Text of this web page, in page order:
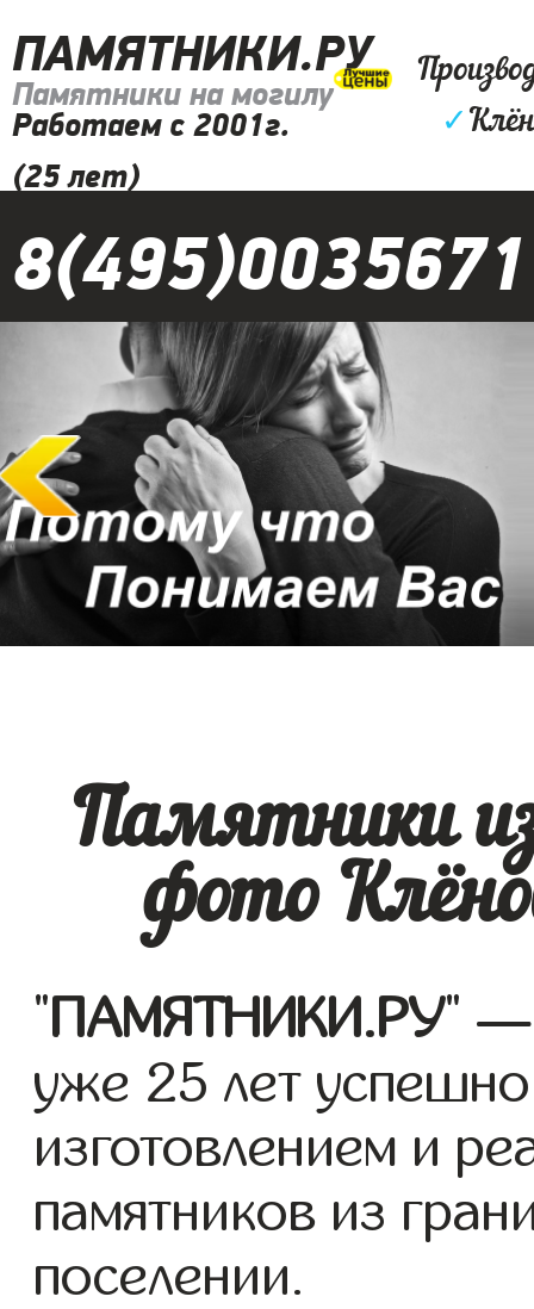
ПАМЯТНИКИ.РУ
Памятники на могилу
Работаем с 2001г.
(25 лет)
✓
8(495)0035671
Памятники
фото
"ПАМЯТНИКИ.РУ" —
уже 25 лет
изготовлением и
памятников из
поселении.